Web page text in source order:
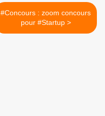
#Concours : zoom concours
pour #Startup >